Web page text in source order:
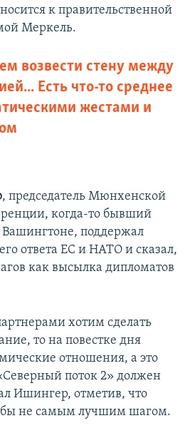
к правительственной
Меркель.
возвести стену между
Есть что-то среднее
жестами и
, председатель Мюнхенской
когда-то бывший
поддержал
ответа ЕС и НАТО и сказал,
как высылка дипломатов
хотим сделать
то на повестке дня
отношения, а это
поток 2» должен
Ишингер, отметив, что
бы не самым лучшим шагом.